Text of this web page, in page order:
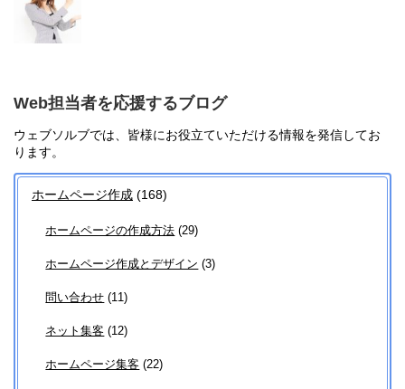
Web担当者を応援するブログ
ウェブソルブでは、皆様にお役立ていただける情報を発信してお
ります。
ホームページ作成 (168)
ホームページの作成方法 (29)
ホームページ作成とデザイン (3)
問い合わせ (11)
ネット集客 (12)
ホームページ集客 (22)